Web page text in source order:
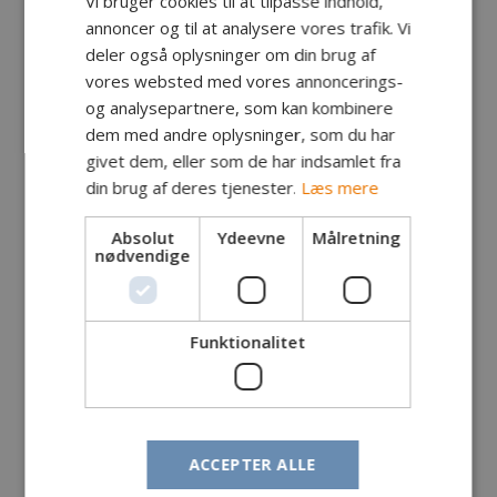
Lokalitet: Hvide odde
annoncer og til at analysere vores trafik. Vi
deler også oplysninger om din brug af
vores websted med vores annoncerings-
og analysepartnere, som kan kombinere
dem med andre oplysninger, som du har
givet dem, eller som de har indsamlet fra
din brug af deres tjenester. Læs mere
Absolut
nødvendige
Ydeevne Målretning
Funktionalitet
ACCEPTER ALLE